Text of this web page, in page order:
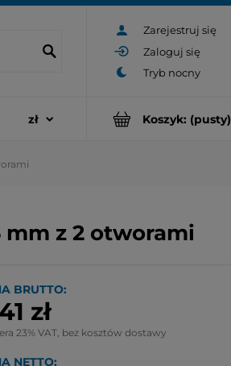
Zarejestruj się
Zaloguj się
Koszyk: (pusty)
mm z 2 otworami
BRUTTO:
zł
23% VAT, bez kosztów dostawy
NETTO: